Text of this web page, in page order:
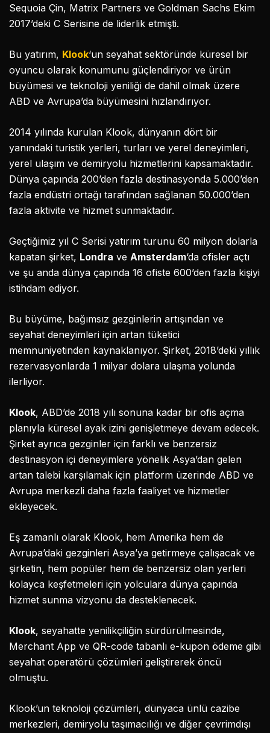
Sequoia Çin, Matrix Partners ve Goldman Sachs Ekim
2017’deki C Serisine de liderlik etmişti.
Bu yatırım, Klook‘un seyahat sektöründe küresel bir
oyuncu olarak konumunu güçlendiriyor ve ürün
büyümesi ve teknoloji yeniliği de dahil olmak üzere
ABD ve Avrupa’da büyümesini hızlandırıyor.
2014 yılında kurulan Klook, dünyanın dört bir
yanındaki turistik yerleri, turları ve yerel deneyimleri,
yerel ulaşım ve demiryolu hizmetlerini kapsamaktadır.
Dünya çapında 200’den fazla destinasyonda 5.000’den
fazla endüstri ortağı tarafından sağlanan 50.000’den
fazla aktivite ve hizmet sunmaktadır.
Geçtiğimiz yıl C Serisi yatırım turunu 60 milyon dolarla
kapatan şirket, Londra ve Amsterdam‘da ofisler açtı
ve şu anda dünya çapında 16 ofiste 600’den fazla kişiyi
istihdam ediyor.
Bu büyüme, bağımsız gezginlerin artışından ve
seyahat deneyimleri için artan tüketici
memnuniyetinden kaynaklanıyor. Şirket, 2018’deki yıllık
rezervasyonlarda 1 milyar dolara ulaşma yolunda
ilerliyor.
Klook, ABD’de 2018 yılı sonuna kadar bir ofis açma
planıyla küresel ayak izini genişletmeye devam edecek.
Şirket ayrıca gezginler için farklı ve benzersiz
destinasyon içi deneyimlere yönelik Asya’dan gelen
artan talebi karşılamak için platform üzerinde ABD ve
Avrupa merkezli daha fazla faaliyet ve hizmetler
ekleyecek.
Eş zamanlı olarak Klook, hem Amerika hem de
Avrupa’daki gezginleri Asya’ya getirmeye çalışacak ve
şirketin, hem popüler hem de benzersiz olan yerleri
kolayca keşfetmeleri için yolculara dünya çapında
hizmet sunma vizyonu da desteklenecek.
Klook, seyahatte yenilikçiliğin sürdürülmesinde,
Merchant App ve QR-code tabanlı e-kupon ödeme gibi
seyahat operatörü çözümleri geliştirerek öncü
olmuştu.
Klook’un teknoloji çözümleri, dünyaca ünlü cazibe
merkezleri, demiryolu taşımacılığı ve diğer çevrimdışı